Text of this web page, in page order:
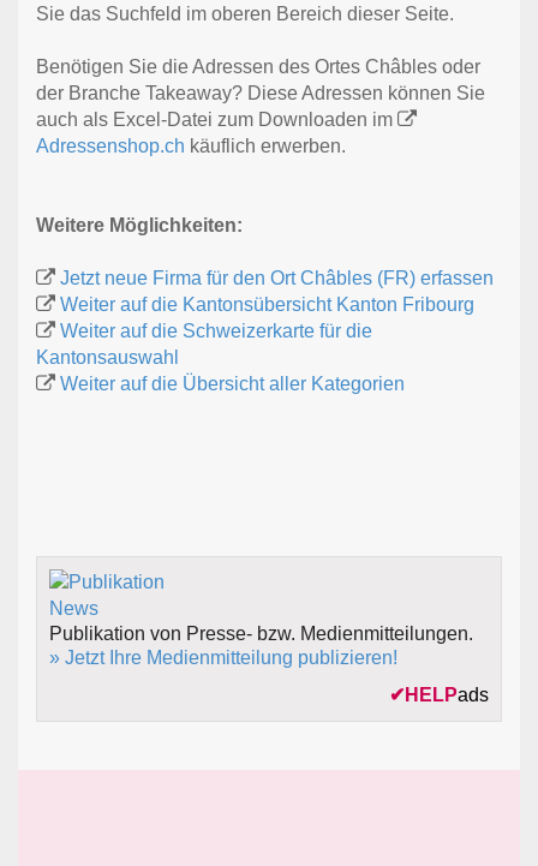
Sie das Suchfeld im oberen Bereich dieser Seite.
Benötigen Sie die Adressen des Ortes Châbles oder
der Branche Takeaway? Diese Adressen können Sie
auch als Excel-Datei zum Downloaden im
Adressenshop.ch käuflich erwerben.
Weitere Möglichkeiten:
Jetzt neue Firma für den Ort Châbles (FR) erfassen
Weiter auf die Kantonsübersicht Kanton Fribourg
Weiter auf die Schweizerkarte für die
Kantonsauswahl
Weiter auf die Übersicht aller Kategorien
Publikation von Presse- bzw. Medienmitteilungen.
» Jetzt Ihre Medienmitteilung publizieren!
✔ HELPads